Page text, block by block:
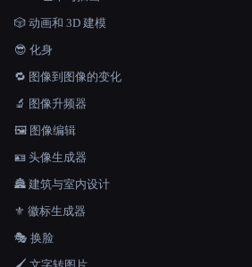
🎲 动画和 3D 建模
😎 化身
🔁 图像到图像的变化
🔬 图像升频器
🖼️ 图像编辑
🪪 头像生成器
🏯 建筑与室内设计
⚜️ 徽标生成器
🎭 换脸